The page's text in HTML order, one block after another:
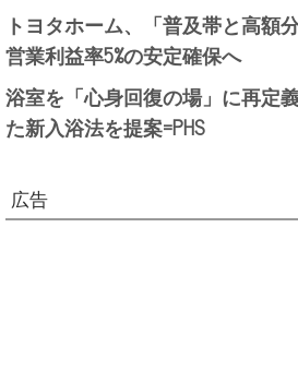
トヨタホーム、「普及帯と高額
営業利益率5%の安定確保へ
浴室を「心身回復の場」に再定
た新入浴法を提案=PHS
広告